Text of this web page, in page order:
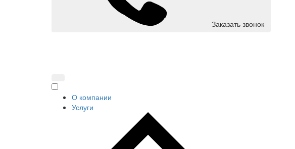
Заказать звонок
О компании
Услуги